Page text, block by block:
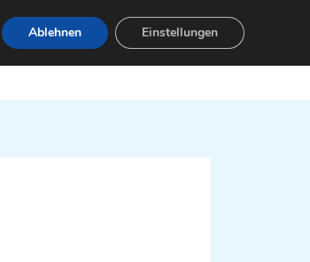
Servicebereiche
Ablehnen Einstellungen